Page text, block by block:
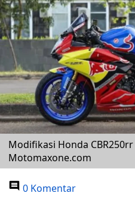
Modifikasi Honda
Motomaxone.com
0 Komentar